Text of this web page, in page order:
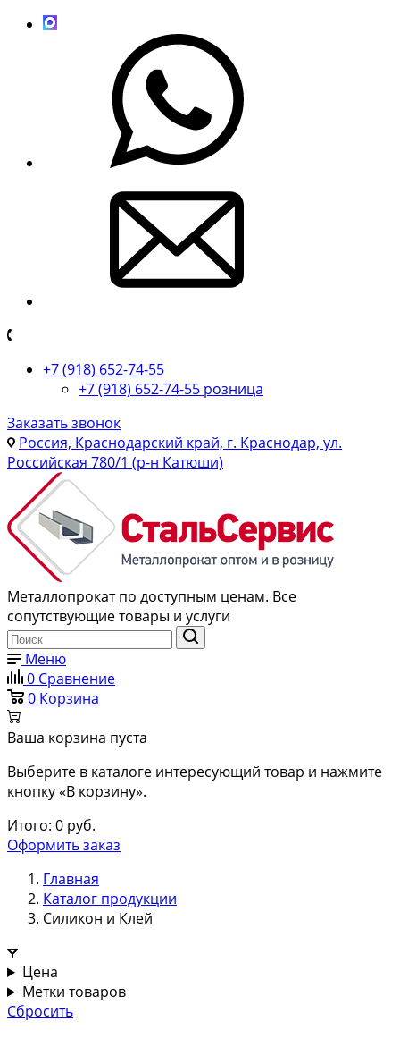
+7 (918) 652-74-55
+7 (918) 652-74-55 розница
Заказать звонок
Россия, Краснодарский край, г. Краснодар, ул.
Российская 780/1 (р-н Катюши)
Металлопрокат по доступным ценам. Все
сопутствующие товары и услуги
Меню
0 Сравнение
0 Корзина
Ваша корзина пуста
Выберите в каталоге интересующий товар и нажмите
кнопку «В корзину».
Итого: 0 руб.
Оформить заказ
Главная
Каталог продукции
Силикон и Клей
Цена
Метки товаров
Сбросить